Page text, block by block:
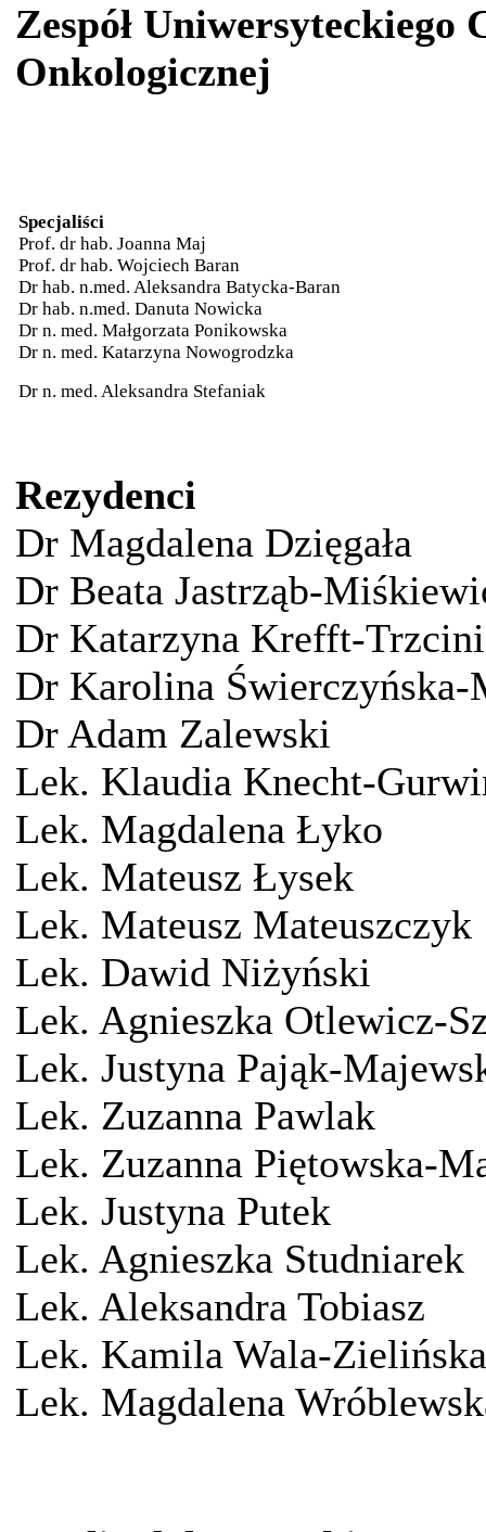
Zespół
Onkologicznej
Specjaliści
Prof. dr hab. Joanna Maj
Prof. dr hab. Wojciech Baran
Dr hab. n.med. Aleksandra Batycka-Baran
Dr hab. n.med. Danuta Nowicka
Dr n. med. Małgorzata Ponikowska
Dr n. med. Katarzyna Nowogrodzka
Dr n. med. Aleksandra Stefaniak
Rezydenci
Dr Magdalena Dzięgała
Dr Beata Jastrząb-
Dr Katarzyna Krefft-
Dr Karolina Świerczyńska-
Dr Adam Zalewski
Lek. Klaudia Knecht-
Lek. Magdalena Łyko
Lek. Mateusz Łysek
Lek. Mateusz Mateuszczyk
Lek. Dawid Niżyński
Lek. Agnieszka Otlewicz-
Lek. Justyna Pająk-
Lek. Zuzanna Pawlak
Lek. Zuzanna Piętowska-
Lek. Justyna Putek
Lek. Agnieszka Studniarek
Lek. Aleksandra Tobiasz
Lek. Kamila Wala-Zielińska
Lek. Magdalena